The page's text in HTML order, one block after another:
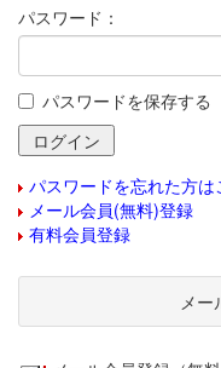
パスワード：
パスワードを保存する
パスワードを忘れた方は
メール会員(無料)登録
有料会員登録
メー